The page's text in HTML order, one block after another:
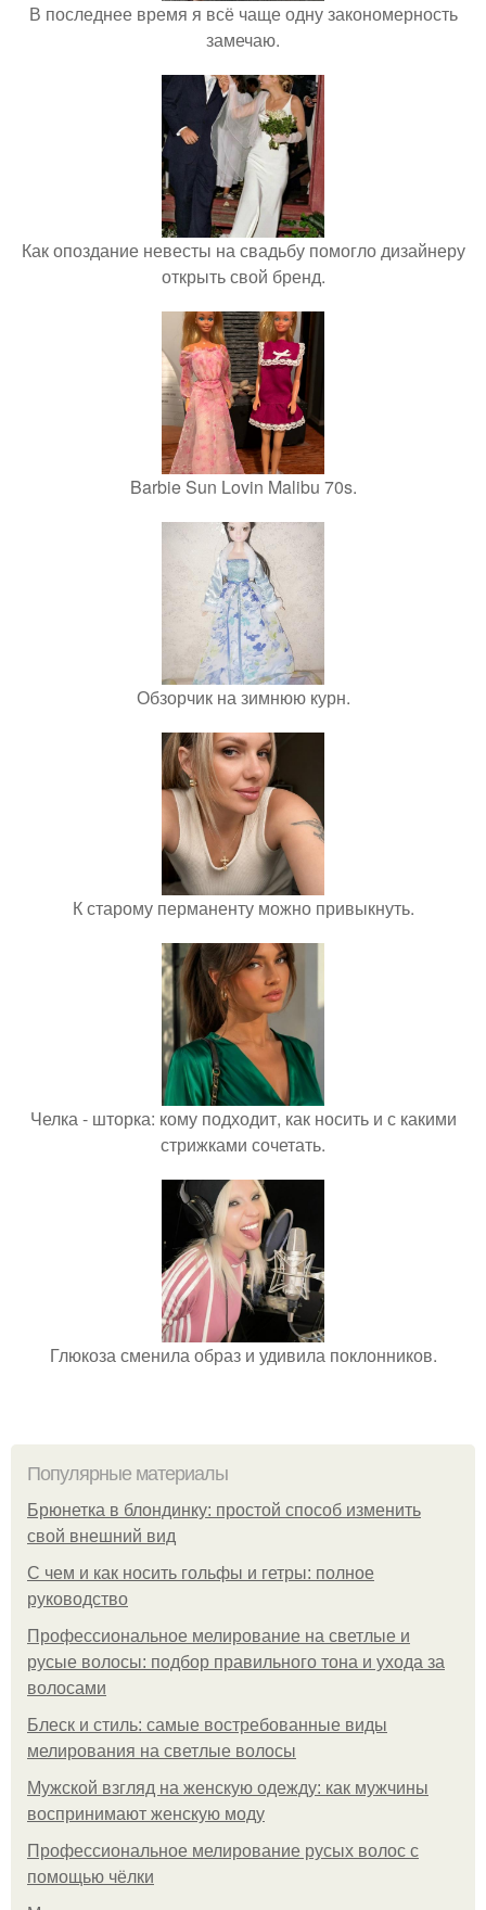
В последнее время я всё чаще одну закономерность
замечаю.
Как опоздание невесты на свадьбу помогло дизайнеру
открыть свой бренд.
Barbie Sun Lovin Malibu 70s.
Обзорчик на зимнюю курн.
К старому перманенту можно привыкнуть.
Челка - шторка: кому подходит, как носить и с какими
стрижками сочетать.
Глюкоза сменила образ и удивила поклонников.
Популярные материалы
Брюнетка в блондинку: простой способ изменить
свой внешний вид
С чем и как носить гольфы и гетры: полное
руководство
Профессиональное мелирование на светлые и
русые волосы: подбор правильного тона и ухода за
волосами
Блеск и стиль: самые востребованные виды
мелирования на светлые волосы
Мужской взгляд на женскую одежду: как мужчины
воспринимают женскую моду
Профессиональное мелирование русых волос с
помощью чёлки